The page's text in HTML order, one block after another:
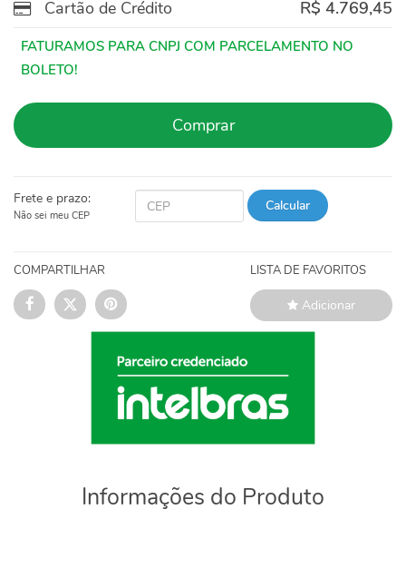
Cartão de Crédito
R$ 4.769,45
Comprar
Frete e prazo:
Não sei meu CEP
Calcular
COMPARTILHAR LISTA DE FAVORITOS
Adicionar
Informações do Produto